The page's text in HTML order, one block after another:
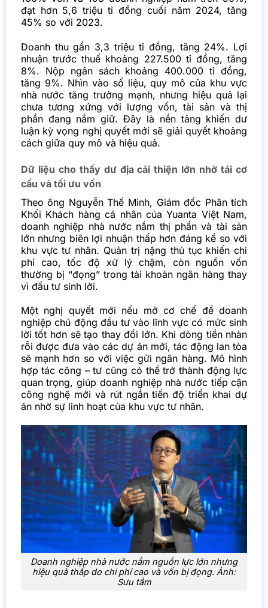
đạt hơn 5,6 triệu tỉ đồng cuối năm 2024, tăng
45% so với 2023.
Doanh thu gần 3,3 triệu tỉ đồng, tăng 24%. Lợi
nhuận trước thuế khoảng 227.500 tỉ đồng, tăng
8%. Nộp ngân sách khoảng 400.000 tỉ đồng,
tăng 9%. Nhìn vào số liệu, quy mô của khu vực
nhà nước tăng trưởng mạnh, nhưng hiệu quả lại
chưa tương xứng với lượng vốn, tài sản và thị
phần đang nắm giữ. Đây là nền tảng khiến dư
luận kỳ vọng nghị quyết mới sẽ giải quyết khoảng
cách giữa quy mô và hiệu quả.
Dữ liệu cho thấy dư địa cải thiện lớn nhờ tái cơ
cấu và tối ưu vốn
Theo ông Nguyễn Thế Minh, Giám đốc Phân tích
Khối Khách hàng cá nhân của Yuanta Việt Nam,
doanh nghiệp nhà nước nắm thị phần và tài sản
lớn nhưng biên lợi nhuận thấp hơn đáng kể so với
khu vực tư nhân. Quản trị nặng thủ tục khiến chi
phí cao, tốc độ xử lý chậm, còn nguồn vốn
thường bị “đọng” trong tài khoản ngân hàng thay
vì đầu tư sinh lời.
Một nghị quyết mới nếu mở cơ chế để doanh
nghiệp chủ động đầu tư vào lĩnh vực có mức sinh
lời tốt hơn sẽ tạo thay đổi lớn. Khi dòng tiền nhàn
rỗi được đưa vào các dự án mới, tác động lan tỏa
sẽ mạnh hơn so với việc gửi ngân hàng. Mô hình
hợp tác công – tư cũng có thể trở thành động lực
quan trọng, giúp doanh nghiệp nhà nước tiếp cận
công nghệ mới và rút ngắn tiến độ triển khai dự
án nhờ sự linh hoạt của khu vực tư nhân.
Doanh nghiệp nhà nước nắm nguồn lực lớn nhưng
hiệu quả thấp do chi phí cao và vốn bị đọng. Ảnh:
Sưu tầm